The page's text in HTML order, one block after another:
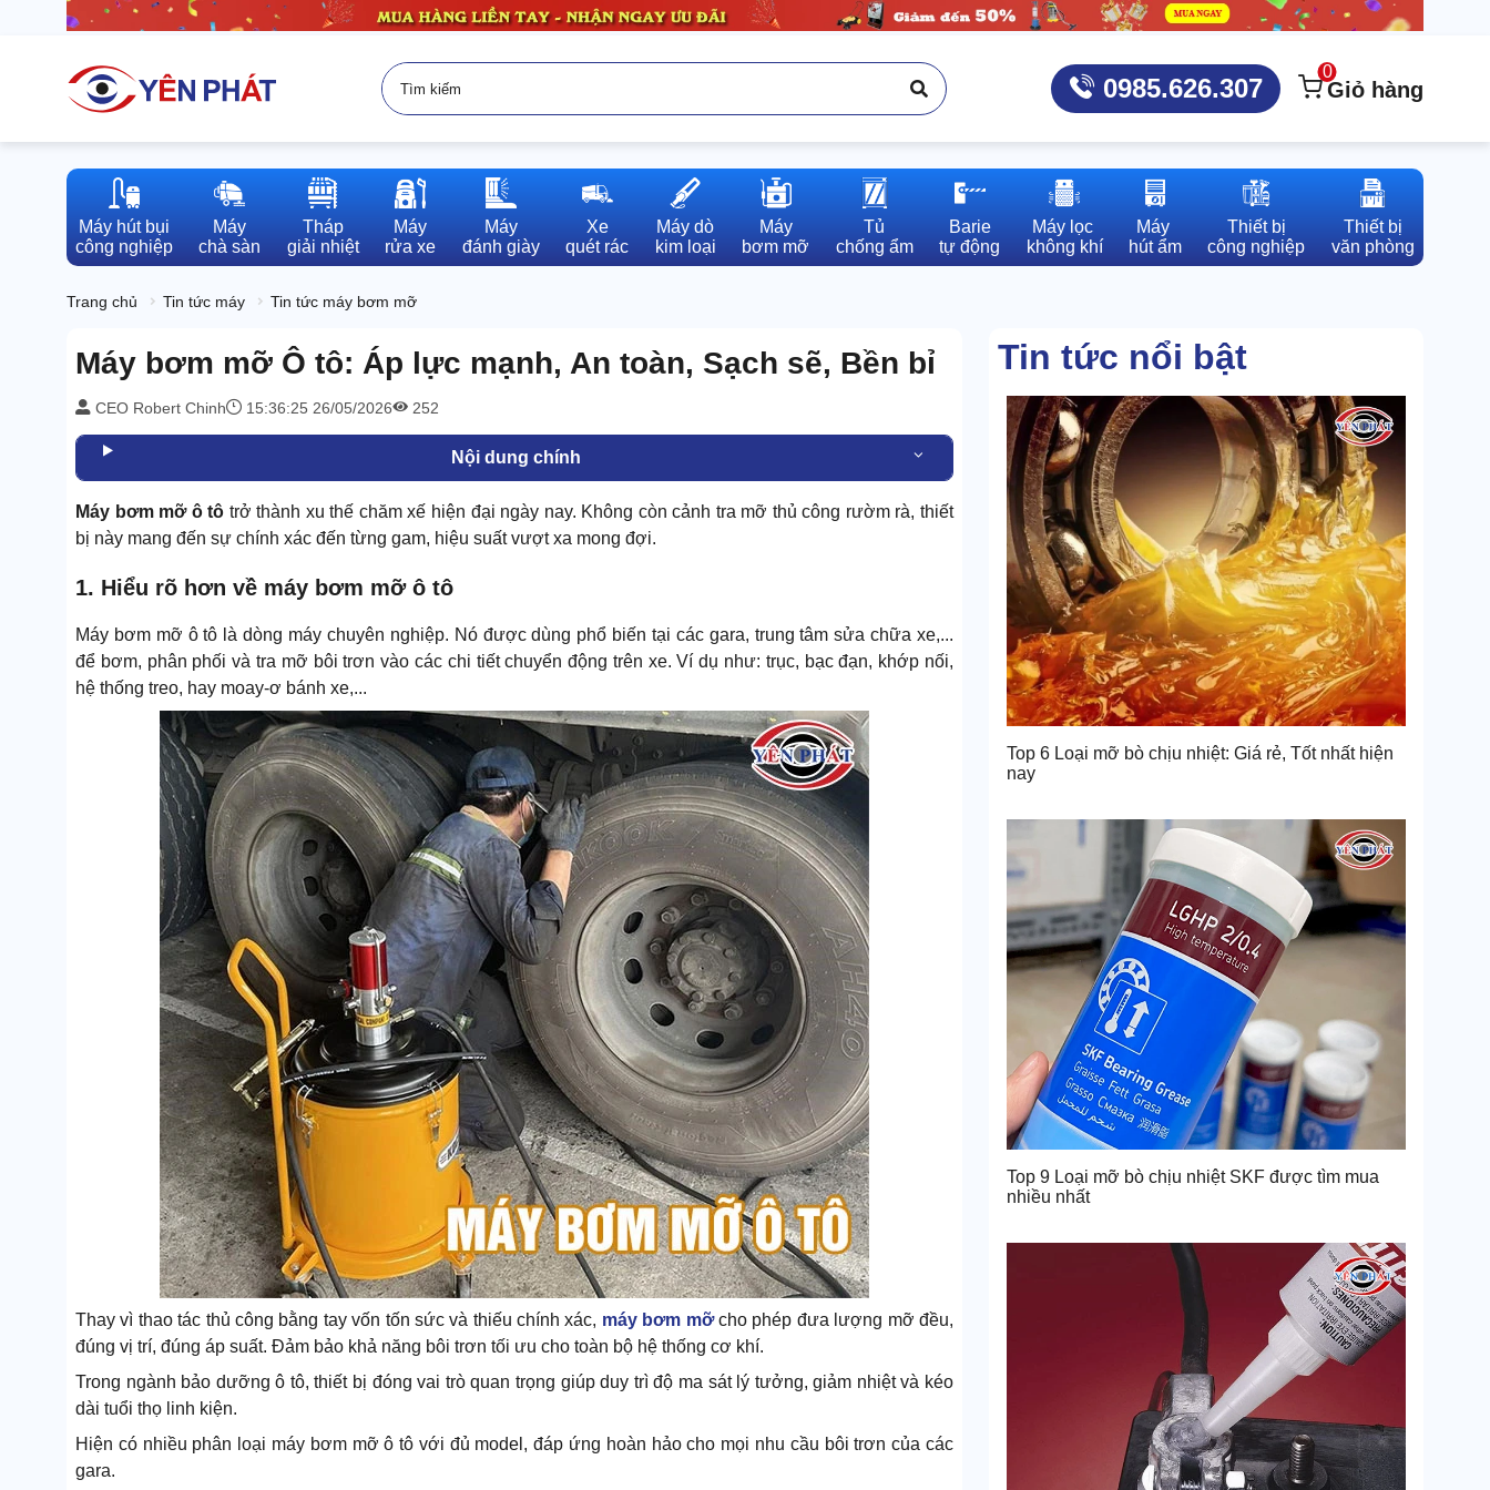
0985.626.307
0
Giỏ hàng
Máy hút bụi
công nghiệp
Máy
chà sàn
Tháp
giải nhiệt
Máy
rửa xe
Máy
đánh giày
Xe
quét rác
Máy dò
kim loại
Máy
bơm mỡ
Tủ
chống ẩm
Barie
tự động
Máy lọc
không khí
Máy
hút ẩm
Thiết bị
công nghiệp
Thiết bị
văn phòng
Trang chủ Tin tức máy Tin tức máy bơm mỡ
Máy bơm mỡ Ô tô: Áp lực mạnh, An toàn, Sạch sẽ, Bền bỉ
CEO Robert Chinh 15:36:25 26/05/2026 252
Nội dung chính
Máy bơm mỡ ô tô trở thành xu thế chăm xế hiện đại ngày nay. Không còn cảnh tra mỡ thủ công rườm rà, thiết
bị này mang đến sự chính xác đến từng gam, hiệu suất vượt xa mong đợi.
1. Hiểu rõ hơn về máy bơm mỡ ô tô
Máy bơm mỡ ô tô là dòng máy chuyên nghiệp. Nó được dùng phổ biến tại các gara, trung tâm sửa chữa xe,...
để bơm, phân phối và tra mỡ bôi trơn vào các chi tiết chuyển động trên xe. Ví dụ như: trục, bạc đạn, khớp nối,
hệ thống treo, hay moay-ơ bánh xe,...
Thay vì thao tác thủ công bằng tay vốn tốn sức và thiếu chính xác, máy bơm mỡcho phép đưa lượng mỡ đều,
đúng vị trí, đúng áp suất. Đảm bảo khả năng bôi trơn tối ưu cho toàn bộ hệ thống cơ khí.
Trong ngành bảo dưỡng ô tô, thiết bị đóng vai trò quan trọng giúp duy trì độ ma sát lý tưởng, giảm nhiệt và kéo
dài tuổi thọ linh kiện.
Hiện có nhiều phân loại máy bơm mỡ ô tô với đủ model, đáp ứng hoàn hảo cho mọi nhu cầu bôi trơn của các
gara.
Tin tức nổi bật
Top 6 Loại mỡ bò chịu nhiệt: Giá rẻ, Tốt nhất hiện
nay
Top 9 Loại mỡ bò chịu nhiệt SKF được tìm mua
nhiều nhất